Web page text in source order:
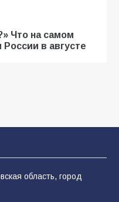
Что на самом
в августе
парашют» ко Дню
область, город